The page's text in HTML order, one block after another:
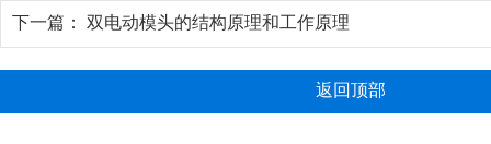
下一篇： 双电动模头的结构原理和工作原理
返回顶部